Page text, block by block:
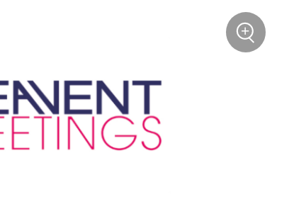
+
sur
la